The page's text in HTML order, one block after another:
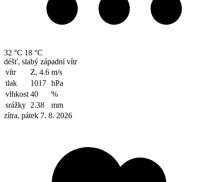
32 °C 18 °C
déšť, slabý západní vítr
vítr
Z, 4.6 m/s
tlak
1017 hPa
vlhkost 40
%
srážky 2.38
mm
zítra, pátek 7. 8. 2026